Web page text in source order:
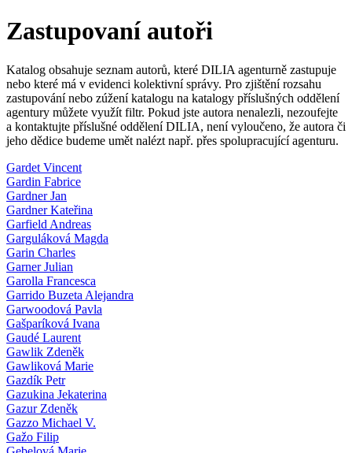
Zastupovaní autoři
Katalog obsahuje seznam autorů, které DILIA agenturně zastupuje
nebo které má v evidenci kolektivní správy. Pro zjištění rozsahu
zastupování nebo zúžení katalogu na katalogy příslušných oddělení
agentury můžete využít filtr. Pokud jste autora nenalezli, nezoufejte
a kontaktujte příslušné oddělení DILIA, není vyloučeno, že autora či
jeho dědice budeme umět nalézt např. přes spolupracující agenturu.
Gardet Vincent
Gardin Fabrice
Gardner Jan
Gardner Kateřina
Garfield Andreas
Garguláková Magda
Garin Charles
Garner Julian
Garolla Francesca
Garrido Buzeta Alejandra
Garwoodová Pavla
Gašparíková Ivana
Gaudé Laurent
Gawlik Zdeněk
Gawliková Marie
Gazdík Petr
Gazukina Jekaterina
Gazur Zdeněk
Gazzo Michael V.
Gažo Filip